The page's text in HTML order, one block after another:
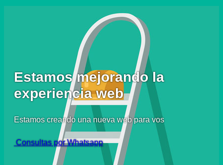
Estamos mejorando la
experiencia web
Estamos creando una nueva web para vos
Consultas por Whatsapp